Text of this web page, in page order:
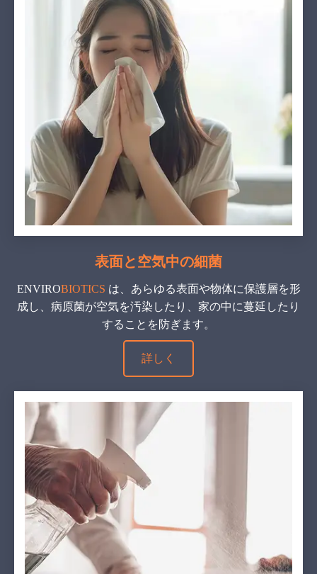
表面と空気中の細菌
ENVIROBIOTICS は、あらゆる表面や物体に保護層を形
成し、病原菌が空気を汚染したり、家の中に蔓延したり
することを防ぎます。
詳しく